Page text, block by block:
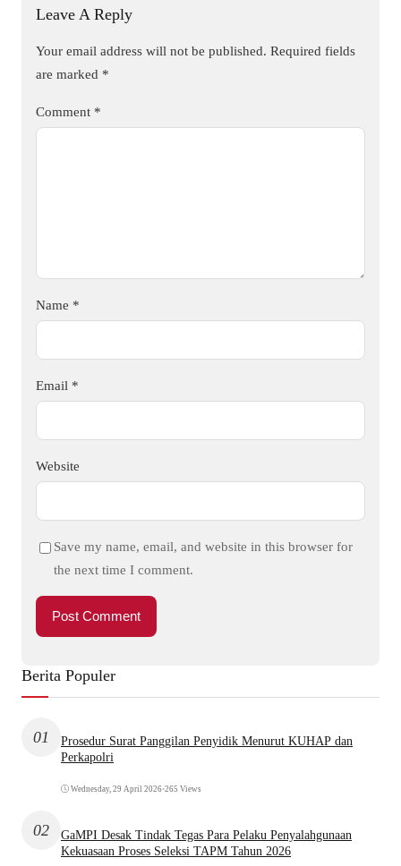
Leave A Reply
Your email address will not be published. Required fields
are marked *
Comment *
Name *
Email *
Website
Save my name, email, and website in this browser for
the next time I comment.
Berita Populer
01
Prosedur Surat Panggilan Penyidik Menurut KUHAP dan
Perkapolri
Wednesday, 29 April 2026•265 Views
02
GaMPI Desak Tindak Tegas Para Pelaku Penyalahgunaan
Kekuasaan Proses Seleksi TAPM Tahun 2026